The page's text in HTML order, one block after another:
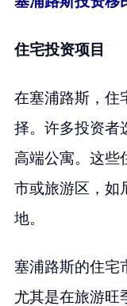
住宅投资项目
在塞浦路斯，住
择。许多投资者
高端公寓。这些
市或旅游区，如
地。
塞浦路斯的住宅
尤其是在旅游旺